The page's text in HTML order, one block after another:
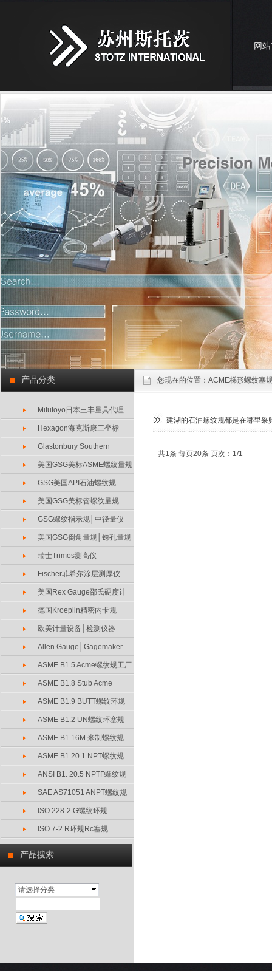
网
产品搜索
请选择分类
您现在的位置： ACME梯形螺纹塞
产品分类
Mitutoyo日本三丰量具代理
Hexagon海克斯康三坐标
Glastonbury Southern
美国GSG美标ASME螺纹量规
GSG美国API石油螺纹规
美国GSG美标管螺纹量规
GSG螺纹指示规│中径量仪
美国GSG倒角量规│锪孔量规
瑞士Trimos测高仪
Fischer菲希尔涂层测厚仪
美国Rex Gauge邵氏硬度计
德国Kroeplin精密内卡规
欧美计量设备│检测仪器
Allen Gauge│Gagemaker
ASME B1.5 Acme螺纹规工厂
ASME B1.8 Stub Acme
ASME B1.9 BUTT螺纹环规
ASME B1.2 UN螺纹环塞规
ASME B1.16M 米制螺纹规
ASME B1.20.1 NPT螺纹规
ANSI B1. 20.5 NPTF螺纹规
SAE AS71051 ANPT螺纹规
ISO 228-2 G螺纹环规
ISO 7-2 R环规Rc塞规
建湖的石油螺纹规都是在哪里采
共1条 每页20条 页次：1/1